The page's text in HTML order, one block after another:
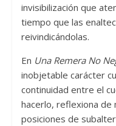
invisibilización que
tiempo que las
reivindicándolas.
En Una Remera No
inobjetable carácter
continuidad entre el
hacerlo, reflexiona de
posiciones de